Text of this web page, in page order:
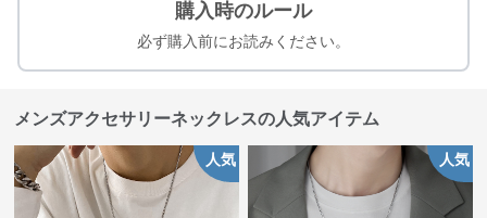
購入時のルール
必ず購入前にお読みください。
メンズアクセサリーネックレスの人気アイテム
人気 人気